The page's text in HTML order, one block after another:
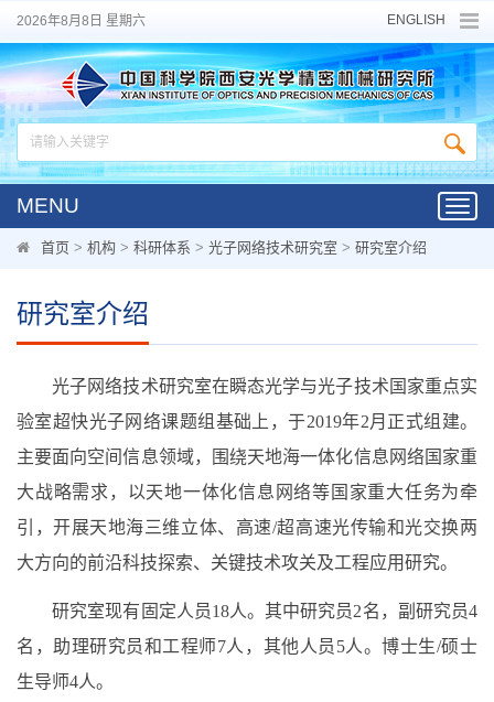
2026年8月8日 星期六 ENGLISH
MENU
首页 > 机构 > 科研体系 > 光子网络技术研究室 > 研究室介绍
研究室介绍
光子网络技术研究室在瞬态光学与光子技术国家重点实
验室超快光子网络课题组基础上，于2019年2月正式组建。
主要面向空间信息领域，围绕天地海一体化信息网络国家重
大战略需求，以天地一体化信息网络等国家重大任务为牵
引，开展天地海三维立体、高速/超高速光传输和光交换两
大方向的前沿科技探索、关键技术攻关及工程应用研究。
研究室现有固定人员18人。其中研究员2名，副研究员4
名，助理研究员和工程师7人，其他人员5人。博士生/硕士
生导师4人。